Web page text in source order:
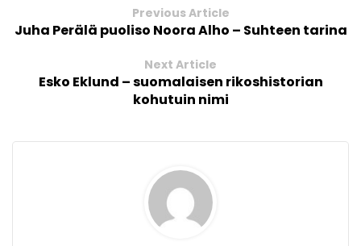
Previous Article
Juha Perälä puoliso Noora Alho – Suhteen tarina
Next Article
Esko Eklund – suomalaisen rikoshistorian
kohutuin nimi